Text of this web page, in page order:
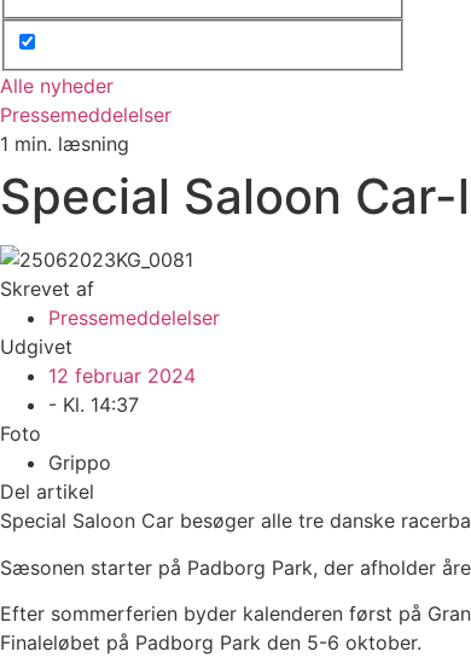
Alle nyheder
Pressemeddelelser
1 min. læsning
Special Saloon
Skrevet af
Pressemeddelelser
Udgivet
12 februar 2024
- Kl. 14:37
Foto
Grippo
Del artikel
Special Saloon Car besøger alle tre danske
Sæsonen starter på Padborg Park, der afholder
Efter sommerferien byder kalenderen først på
Finaleløbet på Padborg Park den 5-6 oktober.